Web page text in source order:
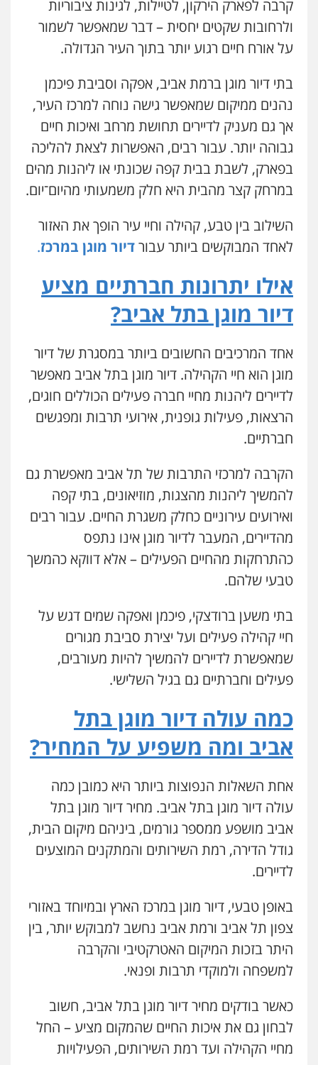
קרבה לפארק הירקון, לטיילות, לגינות ציבוריות
ולרחובות שקטים יחסית – דבר שמאפשר לשמור
על אורח חיים רגוע יותר בתוך העיר הגדולה.
בתי דיור מוגן ברמת אביב, אפקה וסביבת פיכמן
נהנים ממיקום שמאפשר גישה נוחה למרכז העיר,
אך גם מעניק לדיירים תחושת מרחב ואיכות חיים
גבוהה יותר. עבור רבים, האפשרות לצאת להליכה
בפארק, לשבת בבית קפה שכונתי או ליהנות מהים
במרחק קצר מהבית היא חלק משמעותי מהיום־יום.
השילוב בין טבע, קהילה וחיי עיר הופך את האזור
לאחד המבוקשים ביותר עבורדיור מוגן במרכז.
אילו יתרונות חברתיים מציע
דיור מוגן בתל אביב?
אחד המרכיבים החשובים ביותר במסגרת של דיור
מוגן הוא חיי הקהילה. דיור מוגן בתל אביב מאפשר
לדיירים ליהנות מחיי חברה פעילים הכוללים חוגים,
הרצאות, פעילות גופנית, אירועי תרבות ומפגשים
חברתיים.
הקרבה למרכזי התרבות של תל אביב מאפשרת גם
להמשיך ליהנות מהצגות, מוזיאונים, בתי קפה
ואירועים עירוניים כחלק משגרת החיים. עבור רבים
מהדיירים, המעבר לדיור מוגן אינו נתפס
כהתרחקות מהחיים הפעילים – אלא דווקא כהמשך
טבעי שלהם.
בתי משען ברודצקי, פיכמן ואפקה שמים דגש על
חיי קהילה פעילים ועל יצירת סביבת מגורים
שמאפשרת לדיירים להמשיך להיות מעורבים,
פעילים וחברתיים גם בגיל השלישי.
כמה עולה דיור מוגן בתל
אביב ומה משפיע על המחיר?
אחת השאלות הנפוצות ביותר היא כמובן כמה
עולה דיור מוגן בתל אביב. מחיר דיור מוגן בתל
אביב מושפע ממספר גורמים, ביניהם מיקום הבית,
גודל הדירה, רמת השירותים והמתקנים המוצעים
לדיירים.
באופן טבעי, דיור מוגן במרכז הארץ ובמיוחד באזורי
צפון תל אביב ורמת אביב נחשב למבוקש יותר, בין
היתר בזכות המיקום האטרקטיבי והקרבה
למשפחה ולמוקדי תרבות ופנאי.
כאשר בודקים מחיר דיור מוגן בתל אביב, חשוב
לבחון גם את איכות החיים שהמקום מציע – החל
מחיי הקהילה ועד רמת השירותים, הפעילויות